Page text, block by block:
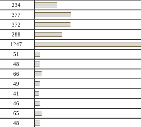
234
377
372
288
1247
51
48
66
49
41
46
65
48